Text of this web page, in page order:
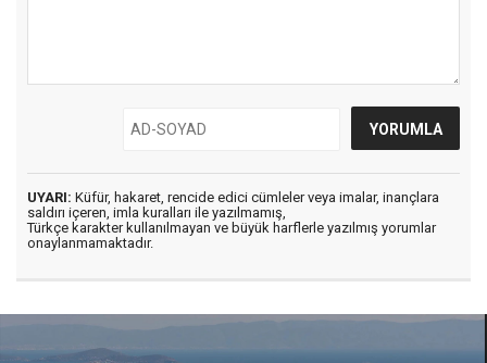
UYARI: Küfür, hakaret, rencide edici cümleler veya imalar, inançlara
saldırı içeren, imla kuralları ile yazılmamış,
Türkçe karakter kullanılmayan ve büyük harflerle yazılmış yorumlar
onaylanmamaktadır.